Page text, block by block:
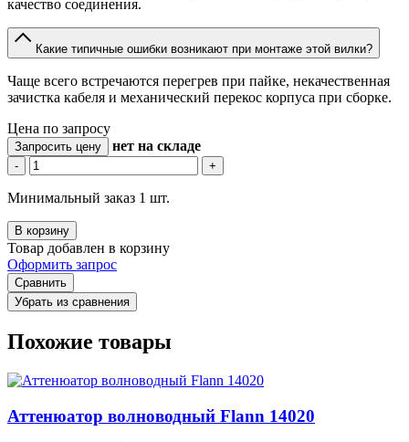
качество соединения.
Какие типичные ошибки возникают при монтаже этой вилки?
Чаще всего встречаются перегрев при пайке, некачественная
зачистка кабеля и механический перекос корпуса при сборке.
Цена по запросу
Запросить цену нет на складе
- +
Минимальный заказ 1 шт.
В корзину
Товар добавлен в корзину
Оформить запрос
Сравнить
Убрать из сравнения
Похожие товары
Аттенюатор волноводный Flann 14020